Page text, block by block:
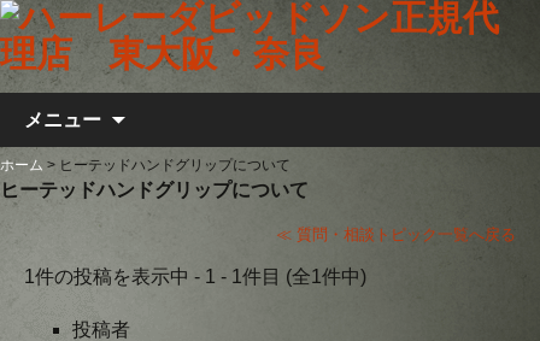
メニュー
ホーム > ヒーテッドハンドグリップについて
ヒーテッドハンドグリップについて
≪ 質問・相談トピック一覧へ戻る
1件の投稿を表示中 - 1 - 1件目 (全1件中)
投稿者